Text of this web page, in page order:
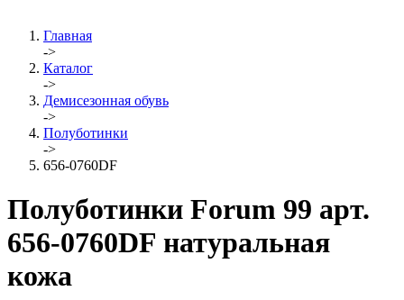
Главная
->
Каталог
->
Демисезонная обувь
->
Полуботинки
->
656-0760DF
Полуботинки Forum 99 арт.
656-0760DF натуральная
кожа